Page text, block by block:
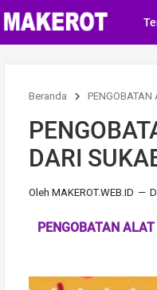
Beranda
DARI
Oleh MAKEROT.WEB.ID
PENGOBATAN